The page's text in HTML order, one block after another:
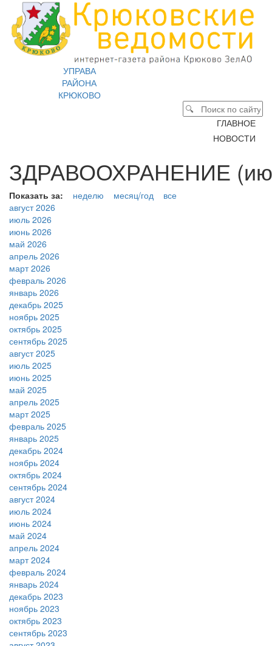
УПРАВА
РАЙОНА
КРЮКОВО
ГЛАВНОЕ
НОВОСТИ
ЗДРАВООХРАНЕНИЕ
Показать за: неделю месяц/год
все
август 2026
июль 2026
июнь 2026
май 2026
апрель 2026
март 2026
февраль 2026
январь 2026
декабрь 2025
ноябрь 2025
октябрь 2025
сентябрь 2025
август 2025
июль 2025
июнь 2025
май 2025
апрель 2025
март 2025
февраль 2025
январь 2025
декабрь 2024
ноябрь 2024
октябрь 2024
сентябрь 2024
август 2024
июль 2024
июнь 2024
май 2024
апрель 2024
март 2024
февраль 2024
январь 2024
декабрь 2023
ноябрь 2023
октябрь 2023
сентябрь 2023